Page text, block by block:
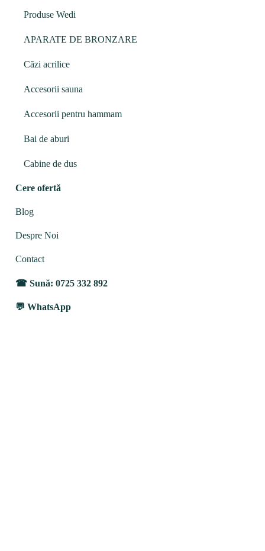
Produse Wedi
APARATE DE BRONZARE
Căzi acrilice
Accesorii sauna
Accesorii pentru hammam
Bai de aburi
Cabine de dus
Cere ofertă
Blog
Despre Noi
Contact
Sună: 0725 332 892
WhatsApp